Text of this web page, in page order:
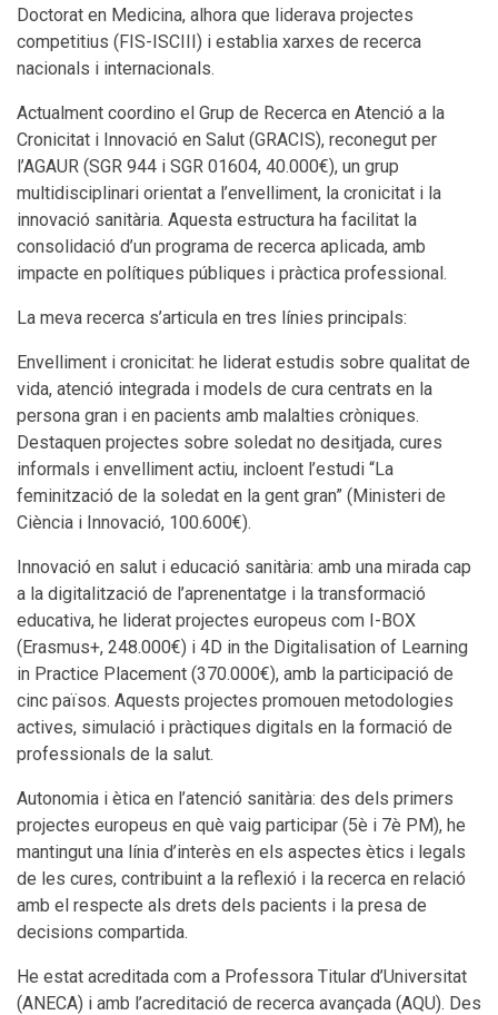
Doctorat en Medicina, alhora que liderava projectes
competitius (FIS-ISCIII) i establia xarxes de recerca
nacionals i internacionals.
Actualment coordino el Grup de Recerca en Atenció a la
Cronicitat i Innovació en Salut (GRACIS), reconegut per
l’AGAUR (SGR 944 i SGR 01604, 40.000€), un grup
multidisciplinari orientat a l’envelliment, la cronicitat i la
innovació sanitària. Aquesta estructura ha facilitat la
consolidació d’un programa de recerca aplicada, amb
impacte en polítiques públiques i pràctica professional.
La meva recerca s’articula en tres línies principals:
Envelliment i cronicitat: he liderat estudis sobre qualitat de
vida, atenció integrada i models de cura centrats en la
persona gran i en pacients amb malalties cròniques.
Destaquen projectes sobre soledat no desitjada, cures
informals i envelliment actiu, incloent l’estudi “La
feminització de la soledat en la gent gran” (Ministeri de
Ciència i Innovació, 100.600€).
Innovació en salut i educació sanitària: amb una mirada cap
a la digitalització de l’aprenentatge i la transformació
educativa, he liderat projectes europeus com I-BOX
(Erasmus+, 248.000€) i 4D in the Digitalisation of Learning
in Practice Placement (370.000€), amb la participació de
cinc països. Aquests projectes promouen metodologies
actives, simulació i pràctiques digitals en la formació de
professionals de la salut.
Autonomia i ètica en l’atenció sanitària: des dels primers
projectes europeus en què vaig participar (5è i 7è PM), he
mantingut una línia d’interès en els aspectes ètics i legals
de les cures, contribuint a la reflexió i la recerca en relació
amb el respecte als drets dels pacients i la presa de
decisions compartida.
He estat acreditada com a Professora Titular d’Universitat
(ANECA) i amb l’acreditació de recerca avançada (AQU). Des